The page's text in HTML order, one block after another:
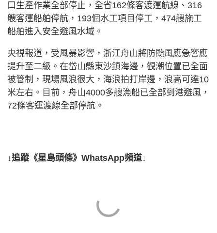
口生產作業全部停止，全省162條客渡運航線、316
艘客運船舶停航，193個水工項目停工，474艘施工
船舶進入安全避風水域。
央視報道，受風暴影響，浙江舟山將防颱風應急響應
提升至二級。在岱山縣東沙鎮海邊，觀潮位置已全面
被管制，現場風浪很大，海浪拍打岸邊，浪高可達10
米左右。目前，舟山4000多艘漁船已全部到港避風，
72條客運渡線全部停航。
↓追蹤《星島頭條》WhatsApp頻道↓